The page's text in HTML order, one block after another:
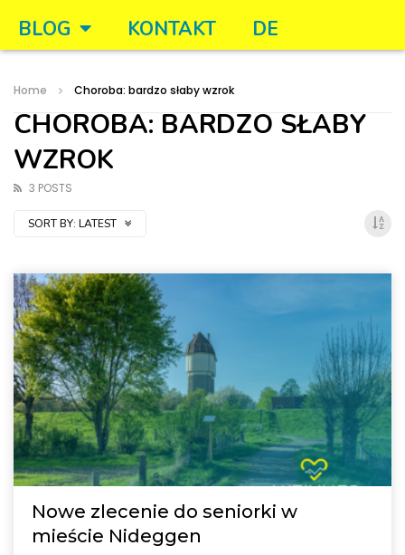
BLOG
KONTAKT DE
Home Choroba: bardzo słaby wzrok
CHOROBA: BARDZO SŁABY
WZROK
3 POSTS
SORT BY: LATEST
Nowe zlecenie do seniorki w
mieście Nideggen